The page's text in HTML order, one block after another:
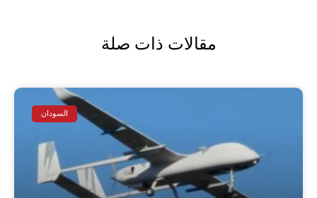
مقالات ذات صلة
السودان